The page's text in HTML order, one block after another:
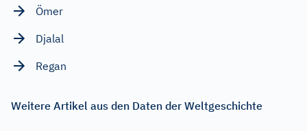
Ömer
Djalal
Regan
Weitere Artikel aus den Daten der Weltgeschichte